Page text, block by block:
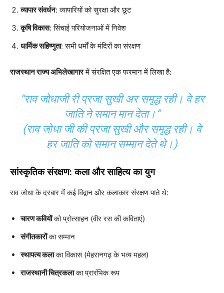
व्यापार संवर्धन: व्यापारियों को सुरक्षा और छूट
कृषि विकास: सिंचाई परियोजनाओं में निवेश
धार्मिक सहिष्णुता: सभी धर्मों के मंदिरों का संरक्षण
राजस्थान राज्य अभिलेखागारमें संरक्षित एक फरमान में लिखा है:
“राव जोधाजी री प्रजा सुखी अर समृद्ध रही। वे हर
जाति ने समान मान देता।”
(राव जोधा जी की प्रजा सुखी और समृद्ध रही। वे
हर जाति को समान सम्मान देते थे।)
सांस्कृतिक संरक्षण: कला और साहित्य का युग
राव जोधा के दरबार में कई विद्वान और कलाकार संरक्षण पाते थे:
चारण कवियोंको प्रोत्साहन (वीर रस की कविताएं)
संगीतकारोंका सम्मान
स्थापत्य कलाका विकास (मेहरानगढ़ के भव्य महल)
राजस्थानी चित्रकलाका प्रारंभिक रूप